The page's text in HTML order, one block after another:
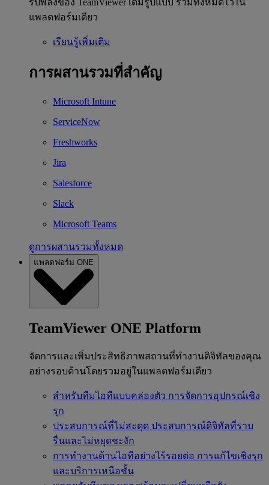
แพลตฟอร์มเดียว
เรียนรู้เพิ่มเติม
การผสานรวมที่สำคัญ
Microsoft Intune
ServiceNow
Freshworks
Jira
Salesforce
Slack
Microsoft Teams
ดูการผสานรวมทั้งหมด
แพลตฟอร์ม ONE
TeamViewer ONE Platform
จัดการและเพิ่มประสิทธิภาพสถานที่ทำงานดิจิทัลของคุณ
อย่างรอบด้านโดยรวมอยู่ในแพลตฟอร์มเดียว
สำหรับทีมไอทีแบบคล่องตัว การจัดการอุปกรณ์เชิง
รุก
ประสบการณ์ที่ไม่สะดุด ประสบการณ์ดิจิทัลที่ราบ
รื่นและไม่หยุดชะงัก
การทำงานด้านไอทีอย่างไร้รอยต่อ การแก้ไขเชิงรุก
และบริการเหนือชั้น